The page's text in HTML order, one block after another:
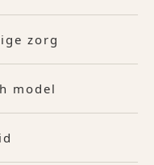
zorg
model